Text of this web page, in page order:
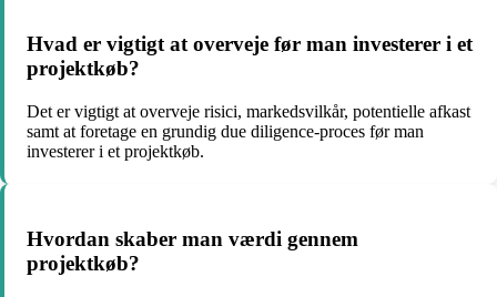
Hvad er vigtigt at overveje før man investerer i et
projektkøb?
Det er vigtigt at overveje risici, markedsvilkår, potentielle afkast
samt at foretage en grundig due diligence-proces før man
investerer i et projektkøb.
Hvordan skaber man værdi gennem
projektkøb?